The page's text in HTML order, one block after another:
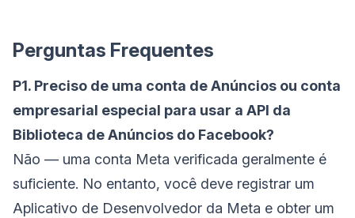
Perguntas Frequentes
P1. Preciso de uma conta de Anúncios ou conta
empresarial especial para usar a API da
Biblioteca de Anúncios do Facebook?
Não — uma conta Meta verificada geralmente é
suficiente. No entanto, você deve registrar um
Aplicativo de Desenvolvedor da Meta e obter um